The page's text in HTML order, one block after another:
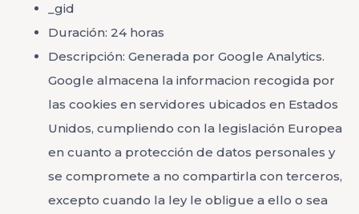
_gid
Duración: 24 horas
Descripción: Generada por Google Analytics.
Google almacena la informacion recogida por
las cookies en servidores ubicados en Estados
Unidos, cumpliendo con la legislación Europea
en cuanto a protección de datos personales y
se compromete a no compartirla con terceros,
excepto cuando la ley le obligue a ello o sea